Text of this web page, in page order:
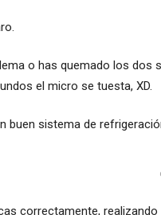
o has quemado los dos
el micro se tuesta, XD.
buen sistema de
correctamente, realizando